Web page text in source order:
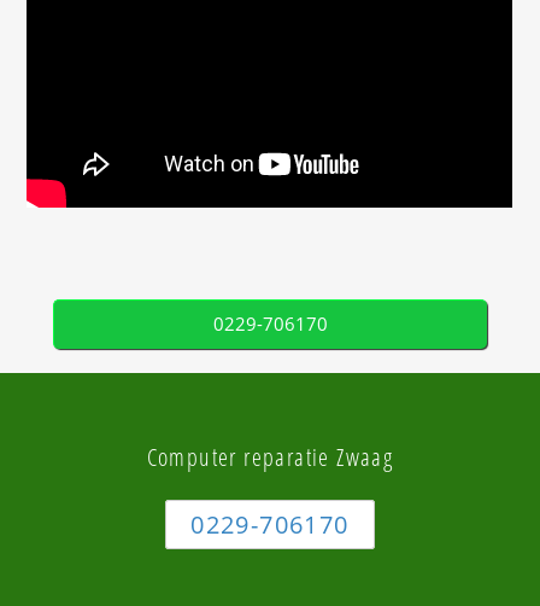
0229-706170
Computer reparatie Zwaag
0229-706170